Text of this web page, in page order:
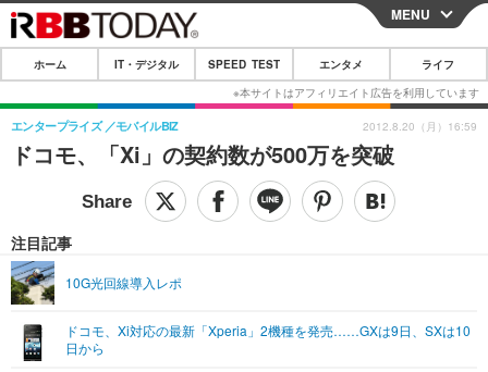
CLOSE
ホーム
IT・デジタル
IT・デジタルTOP スマートフォン
ネタ ガジェット・ツール
SPEED TEST
エンタメ
音楽 スポーツ
ライフ
ペット ショッピング
リリース一覧
プッシュ通知の停止方法
MENU
ホーム IT・デジタル SPEED TEST エンタメ ライフ
ドコモ、「Xi」の契約数が500万を突破
エンタープライズ モバイルBIZ
注目記事
10G光回線導入レポ
ドコモ、Xi対応の最新「Xperia」2機種を発売……GXは9日、SXは10
日から
2012.8.20（月）16:59